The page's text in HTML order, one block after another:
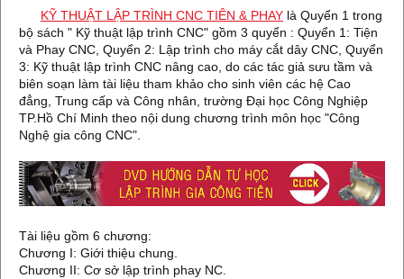
KỸ THUẬT LẬP TRÌNH CNC TIÊN & PHAY là Quyển 1 trong
bộ sách " Kỹ thuật lập trình CNC" gồm 3 quyển : Quyển 1: Tiện
và Phay CNC, Quyển 2: Lập trình cho máy cắt dây CNC, Quyển
3: Kỹ thuật lập trình CNC nâng cao, do các tác giả sưu tầm và
biên soạn làm tài liệu tham khảo cho sinh viên các hệ Cao
đẳng, Trung cấp và Công nhân, trường Đại học Công Nghiệp
TP.Hồ Chí Minh theo nội dung chương trình môn học "Công
Nghệ gia công CNC".
Tài liệu gồm 6 chương:
Chương I: Giới thiệu chung.
Chương II: Cơ sở lập trình phay NC.